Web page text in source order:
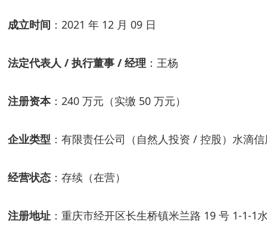
成立时间 ：2021 年 12 月 09 日
法定代表人 / 执行董事 / 经理 ：王杨
注册资本：240 万元（实缴 50 万元）
企业类型 ：有限责任公司（自然人投资 / 控股）水滴信
经营状态 ：存续（在营）
注册地址 ：重庆市经开区长生桥镇米兰路 19 号 1-1-1